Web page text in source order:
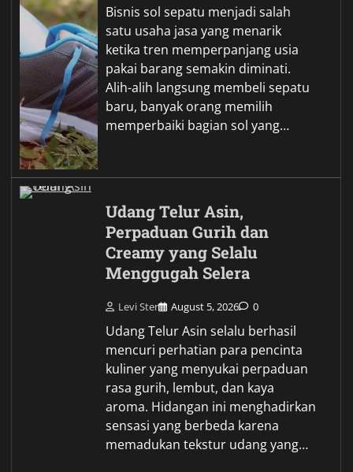
Bisnis sol sepatu menjadi salah
satu usaha jasa yang menarik
ketika tren memperpanjang usia
pakai barang semakin diminati.
Alih-alih langsung membeli sepatu
baru, banyak orang memilih
memperbaiki bagian sol yang…
Udang Telur Asin,
Perpaduan Gurih dan
Creamy yang Selalu
Menggugah Selera
Levi Ster August 5, 2026 0
Udang Telur Asin selalu berhasil
mencuri perhatian para pencinta
kuliner yang menyukai perpaduan
rasa gurih, lembut, dan kaya
aroma. Hidangan ini menghadirkan
sensasi yang berbeda karena
memadukan tekstur udang yang…